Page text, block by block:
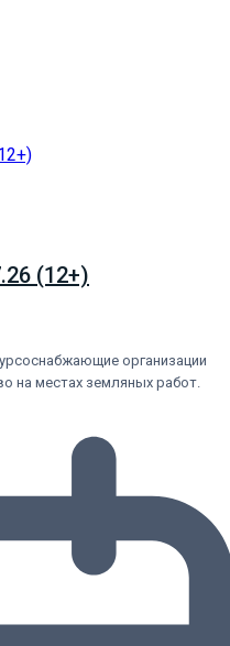
(12+)
организации
на местах земляных работ.